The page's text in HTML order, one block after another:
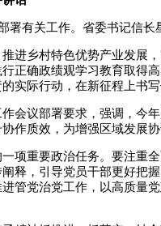
有关工作。省委书记信长
乡村特色优势产业发展
正确政绩观学习教育取得
实际行动，在新征程上书写
议部署要求，强调，今
作质效，为增强区域发展
重要政治任务。要注重
释，引导党员干部更好把
管党治党工作，以高质量